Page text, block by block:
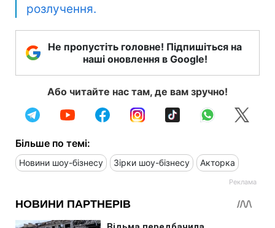
розлучення.
Не пропустіть головне! Підпишіться на
наші оновлення в Google!
Або читайте нас там, де вам зручно!
Більше по темі:
Новини шоу-бізнесу Зірки шоу-бізнесу Акторка